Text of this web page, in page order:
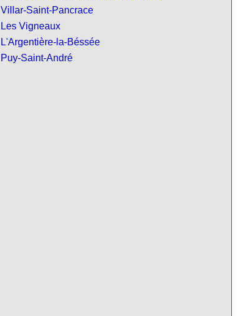
Villar-Saint-Pancrace
Les Vigneaux
L'Argentière-la-Béssée
Puy-Saint-André